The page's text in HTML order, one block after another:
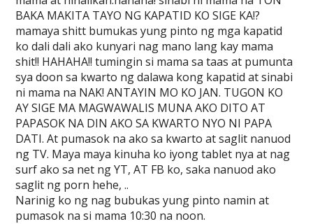
BAKA MAKITA TAYO NG KAPATID KO SIGE KA!?
mamaya shitt bumukas yung pinto ng mga kapatid
ko dali dali ako kunyari nag mano lang kay mama
shit!! HAHAHA!! tumingin si mama sa taas at pumunta
sya doon sa kwarto ng dalawa kong kapatid at sinabi
ni mama na NAK! ANTAYIN MO KO JAN. TUGON KO
AY SIGE MA MAGWAWALIS MUNA AKO DITO AT
PAPASOK NA DIN AKO SA KWARTO NYO NI PAPA
DATI. At pumasok na ako sa kwarto at saglit nanuod
ng TV. Maya maya kinuha ko iyong tablet nya at nag
surf ako sa net ng YT, AT FB ko, saka nanuod ako
saglit ng porn hehe, ..
Narinig ko ng nag bubukas yung pinto namin at
pumasok na si mama 10:30 na noon.